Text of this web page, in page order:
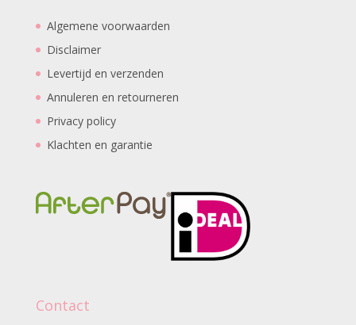
Algemene voorwaarden
Disclaimer
Levertijd en verzenden
Annuleren en retourneren
Privacy policy
Klachten en garantie
Contact